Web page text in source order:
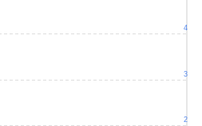
2
3
4